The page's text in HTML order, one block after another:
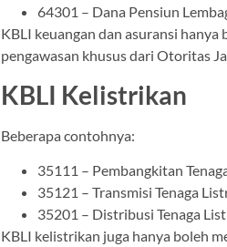
64301 – Dana Pensiun
KBLI keuangan dan asuransi
pengawasan khusus dari Otoritas
KBLI Kelistrikan
Beberapa contohnya:
35111 – Pembangkitan
35121 – Transmisi Tenaga
35201 – Distribusi Tenaga
KBLI kelistrikan juga hanya boleh